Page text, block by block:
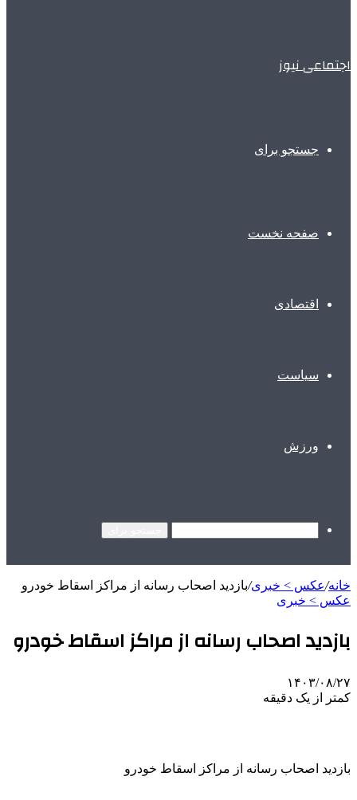
اجتماعی نیوز
جستجو برای
صفحه نخست
اقتصادی
سیاست
ورزش
خانه/عکس > خبری/بازدید اصحاب رسانه از مراکز اسقاط خودرو
عکس > خبری
بازدید اصحاب رسانه از مراکز اسقاط خودرو
۱۴۰۳/۰۸/۲۷
کمتر از یک دقیقه
بازدید اصحاب رسانه از مراکز اسقاط خودرو